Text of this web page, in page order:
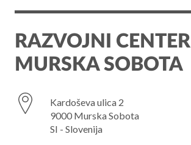
RAZVOJNI CENTER
MURSKA SOBOTA
Kardoševa ulica 2
9000 Murska Sobota
SI - Slovenija